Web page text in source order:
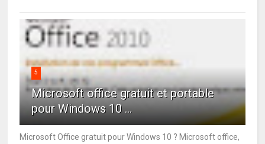
5
Microsoft office gratuit et portable
pour Windows 10 ...
Microsoft Office gratuit pour Windows 10 ? Microsoft office,